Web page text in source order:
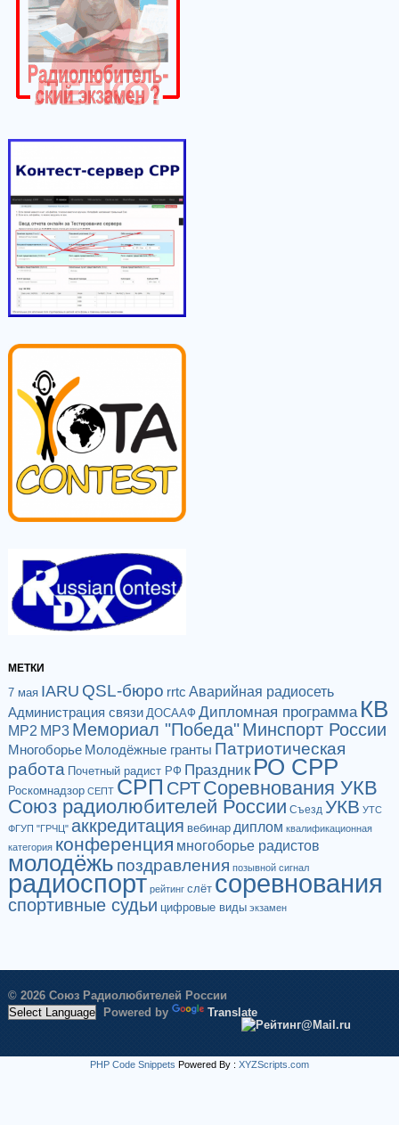
МЕТКИ
7 мая IARU QSL-бюро rrtc Аварийная радиосеть
Администрация связи ДОСААФ Дипломная программа КВ
МР2 МР3 Мемориал "Победа"Минспорт России
Многоборье Молодёжные гранты Патриотическая
работа Почетный радист РФ Праздник РО СРР
Роскомнадзор СЕПТ СРП СРТСоревнования УКВ
Союз радиолюбителей России Съезд УКВ УТС
ФГУП "ГРЧЦ" аккредитация вебинар диплом квалификационная
категория конференция многоборье радистов
молодёжь поздравления позывной сигнал
радиоспорт рейтинг слёт соревнования
спортивные судьи цифровые виды экзамен
© 2026 Союз Радиолюбителей России
Powered by
Translate
PHP Code Snippets Powered By : XYZScripts.com